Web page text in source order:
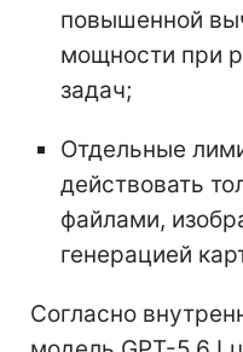
повышенной
мощности при
задач;
Отдельные
действовать
файлами,
генерацией
Согласно